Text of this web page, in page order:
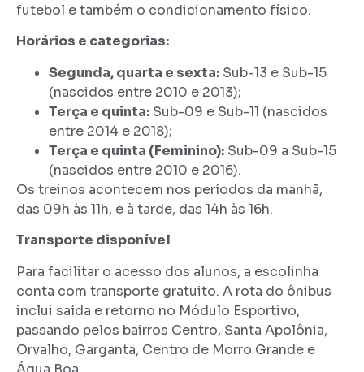
futebol e também o condicionamento físico.
Horários e categorias:
Segunda, quarta e sexta: Sub-13 e Sub-15
(nascidos entre 2010 e 2013);
Terça e quinta: Sub-09 e Sub-11 (nascidos
entre 2014 e 2018);
Terça e quinta (Feminino): Sub-09 a Sub-15
(nascidos entre 2010 e 2016).
Os treinos acontecem nos períodos da manhã,
das 09h às 11h, e à tarde, das 14h às 16h.
Transporte disponível
Para facilitar o acesso dos alunos, a escolinha
conta com transporte gratuito. A rota do ônibus
inclui saída e retorno no Módulo Esportivo,
passando pelos bairros Centro, Santa Apolônia,
Orvalho, Garganta, Centro de Morro Grande e